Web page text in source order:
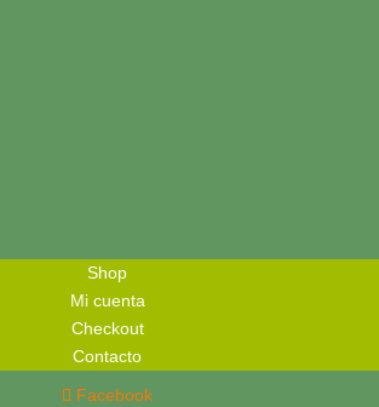
Shop
Mi cuenta
Checkout
Contacto
Facebook